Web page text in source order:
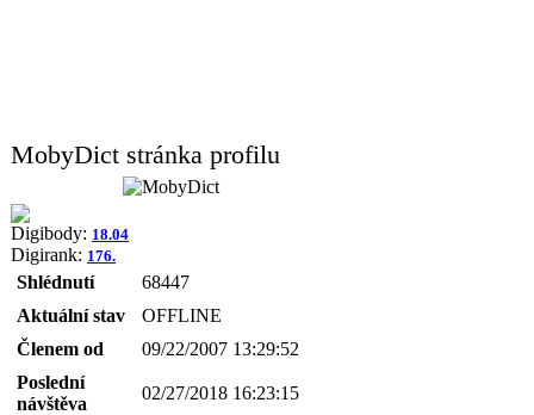
MobyDict stránka profilu
Digibody: 18.04
Digirank: 176.
Shlédnutí
68447
Aktuální stav
OFFLINE
Členem od
09/22/2007 13:29:52
Poslední
návštěva
02/27/2018 16:23:15